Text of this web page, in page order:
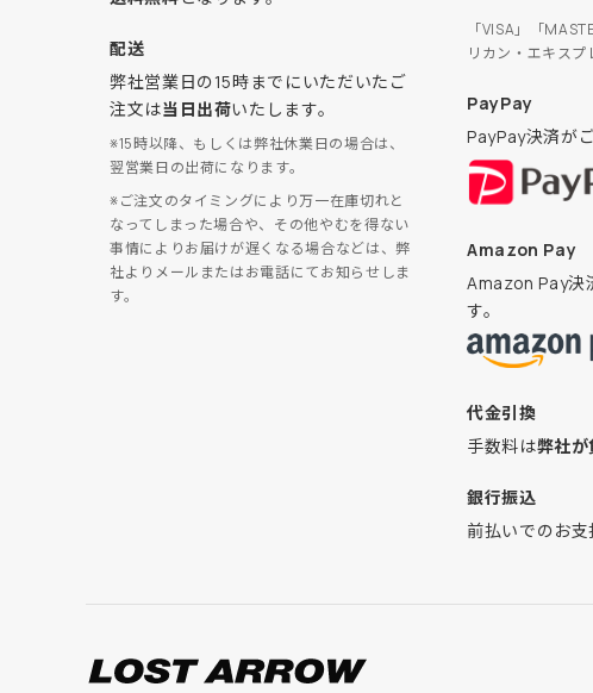
配送
弊社営業日の15時までにいただいたご
注文は当日出荷いたします。
※15時以降、もしくは弊社休業日の場合は、
翌営業日の出荷になります。
※ご注文のタイミングにより万一在庫切れと
なってしまった場合や、その他やむを得ない
事情によりお届けが遅くなる場合などは、弊
社よりメールまたはお電話にてお知らせしま
す。
「VISA」「
リカン・エキスプ
PayPay
PayPay決済が
Amazon Pay
Amazon Pay決
す。
代金引換
手数料は弊社が
銀行振込
前払いでのお支